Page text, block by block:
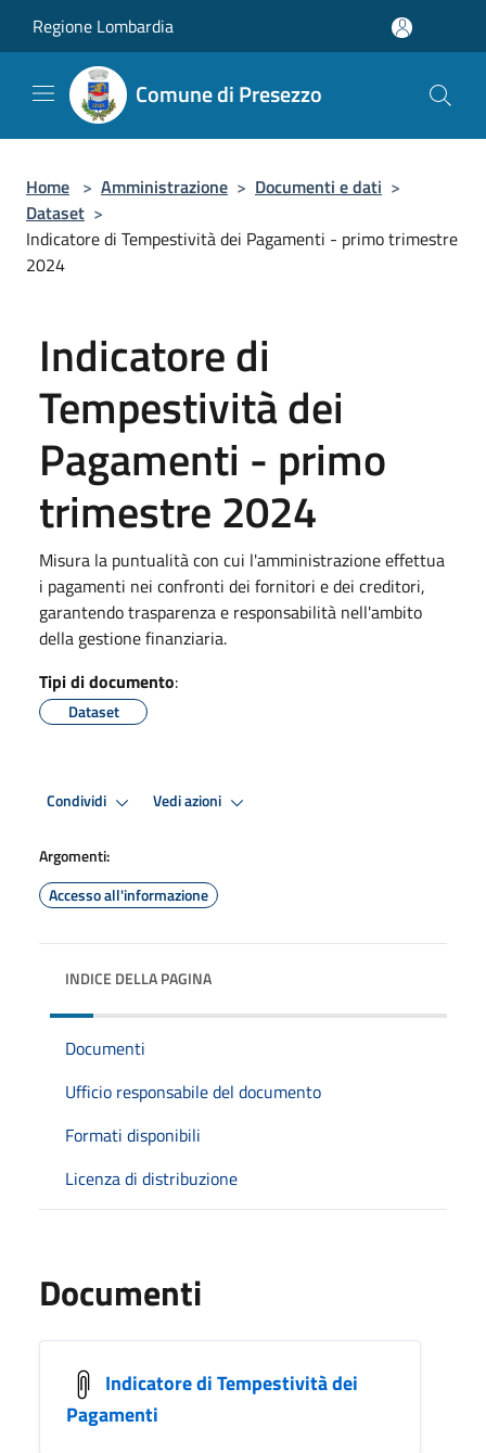
Regione Lombardia
Comune di Presezzo
Home > Amministrazione > Documenti e dati >
Dataset >
Indicatore di Tempestività dei Pagamenti - primo trimestre
2024
Indicatore di
Tempestività dei
Pagamenti - primo
trimestre 2024
Misura la puntualità con cui l'amministrazione effettua
i pagamenti nei confronti dei fornitori e dei creditori,
garantendo trasparenza e responsabilità nell'ambito
della gestione finanziaria.
Tipi di documento:
Dataset
Condividi Vedi azioni
Argomenti:
Accesso all'informazione
INDICE DELLA PAGINA
Documenti
Ufficio responsabile del documento
Formati disponibili
Licenza di distribuzione
Documenti
Indicatore di Tempestività dei
Pagamenti